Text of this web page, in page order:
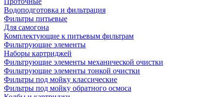
Водоподготовка и фильтрация
Фильтры питьевые
Для самогона
Комплектующие к питьевым фильтрам
Фильтрующие элементы
Наборы картриджей
Фильтрующие элементы механической очистки
Фильтрующие элементы тонкой очистки
Фильтры под мойку классические
Фильтры под мойку обратного осмоса